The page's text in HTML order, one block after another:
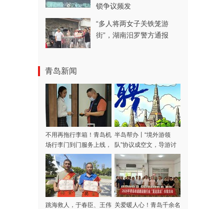
锁争议频发
“多人将两女子关铁笼游
街”，湖南汨罗警方通报
青岛新闻
不用再拖行李箱！青岛机
场行李门到门服务上线，
涵盖31家航司，青岛潍
坊多区市可用
半岛帮办丨“境外游领
队”协议成空文，导游讨
费多日不成！记者采访当
天，款项连夜退回
跳海救人，于春臣、王伟 关爱暖人心！青岛千余名